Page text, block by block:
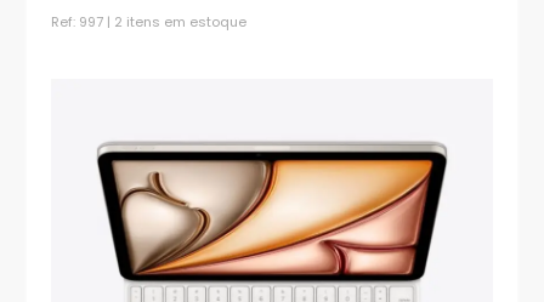
Ref: 997 | 2 itens em estoque